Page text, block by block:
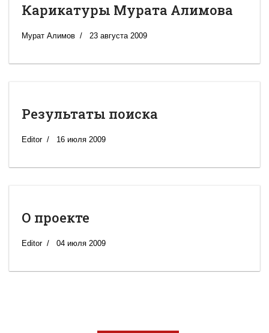
Карикатуры Мурата Алимова
Мурат Алимов 23 августа 2009
Результаты поиска
Editor 16 июля 2009
О проекте
Editor 04 июля 2009